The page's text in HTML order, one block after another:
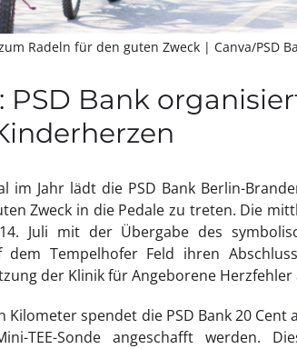
Radeln für den guten Zweck | Canva/PSD
PSD Bank
im Jahr lädt die PSD Bank Berlin-
Zweck in die Pedale zu treten. Die
Juli mit der Übergabe des
dem Tempelhofer Feld ihren
der Klinik für Angeborene
Kilometer spendet die PSD Bank 20
TEE-Sonde angeschafft werden.